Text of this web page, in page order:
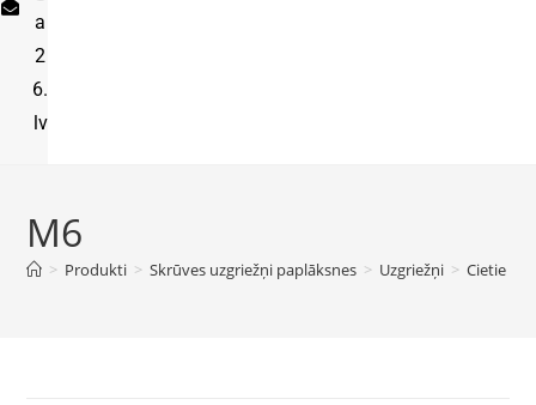
a
2
6.
lv
M6
> Produkti > Skrūves uzgriežņi paplāksnes > Uzgriežņi > Cietie